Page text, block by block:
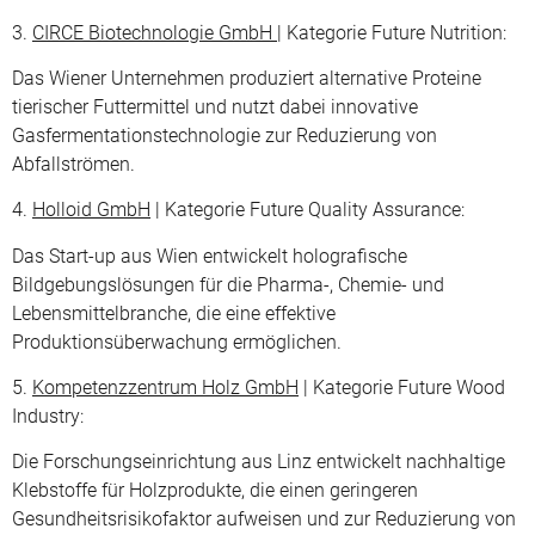
3. CIRCE Biotechnologie GmbH | Kategorie Future Nutrition:
Das Wiener Unternehmen produziert alternative Proteine
tierischer Futtermittel und nutzt dabei innovative
Gasfermentationstechnologie zur Reduzierung von
Abfallströmen.
4. Holloid GmbH | Kategorie Future Quality Assurance:
Das Start-up aus Wien entwickelt holografische
Bildgebungslösungen für die Pharma-, Chemie- und
Lebensmittelbranche, die eine effektive
Produktionsüberwachung ermöglichen.
5. Kompetenzzentrum Holz GmbH | Kategorie Future Wood
Industry:
Die Forschungseinrichtung aus Linz entwickelt nachhaltige
Klebstoffe für Holzprodukte, die einen geringeren
Gesundheitsrisikofaktor aufweisen und zur Reduzierung von